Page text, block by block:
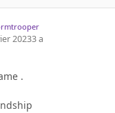
20233 a
.